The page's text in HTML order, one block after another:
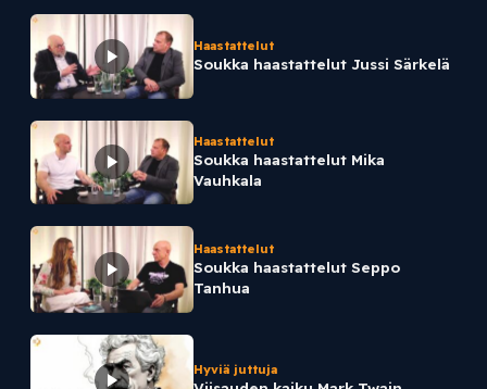
Haastattelut
Soukka haastattelut Jussi Särkelä
Haastattelut
Soukka haastattelut Mika
Vauhkala
Haastattelut
Soukka haastattelut Seppo
Tanhua
Hyviä juttuja